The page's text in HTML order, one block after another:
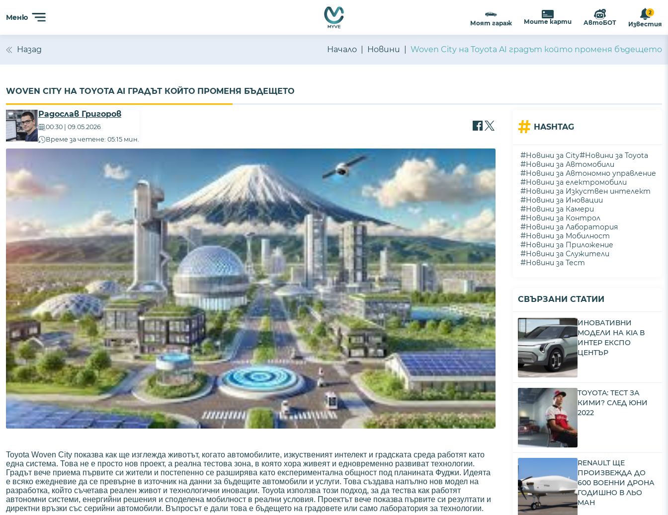
Меню
Моят гараж Моите карти АвтоБОТ
2
Известия
Назад Начало Новини Woven City на Toyota AI градът който променя бъдещето
WOVEN CITY НА TOYOTA AI ГРАДЪТ КОЙТО ПРОМЕНЯ БЪДЕЩЕТО
Радослав Григоров
00:30 | 09.05.2026
Време за четене: 05:15 мин.
Toyota Woven City показва как ще изглежда животът, когато автомобилите, изкуственият интелект и градската среда работят като
една система. Това не е просто нов проект, а реална тестова зона, в която хора живеят и едновременно развиват технологии.
Градът вече приема първите си жители и постепенно се разширява като експериментална общност под планината Фуджи. Идеята
е всяко ежедневие да се превърне в източник на данни за бъдещите автомобили и услуги. Това създава напълно нов модел на
разработка, който съчетава реален живот и технологични иновации. Toyota използва този подход, за да тества как работят
автономни системи, енергийни решения и споделена мобилност в реални условия. Проектът вече показва първите си резултати и
директни връзки със серийни автомобили. Въпросът е дали това е бъдещето на градовете или само лаборатория за технологии.
# HASHTAG
#Новини за City#Новини за Toyota
#Новини за Автомобили
#Новини за Автономно управление
#Новини за електромобили
#Новини за Изкуствен интелект
#Новини за Иновации
#Новини за Камери
#Новини за Контрол
#Новини за Лаборатория
#Новини за Мобилност
#Новини за Приложение
#Новини за Служители
#Новини за Тест
СВЪРЗАНИ СТАТИИ
ИНОВАТИВНИ
МОДЕЛИ НА KIA В
ИНТЕР ЕКСПО
ЦЕНТЪР
TOYOTA: ТЕСТ ЗА
КИМИ? СЛЕД ЮНИ
2022
RENAULT ЩЕ
ПРОИЗВЕЖДА ДО
600 ВОЕННИ ДРОНА
ГОДИШНО В ЛЬО
МАН